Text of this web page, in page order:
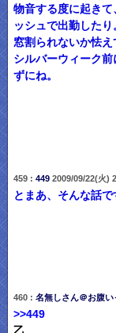
物音する度に起き
ッシュで出勤したり
窓割られないか怯え
シルバーウィーク
ずにね。
459 : 4492009/09/22(火)
とまあ、そんな話で
460 : 名無しさん＠お腹い
>>449